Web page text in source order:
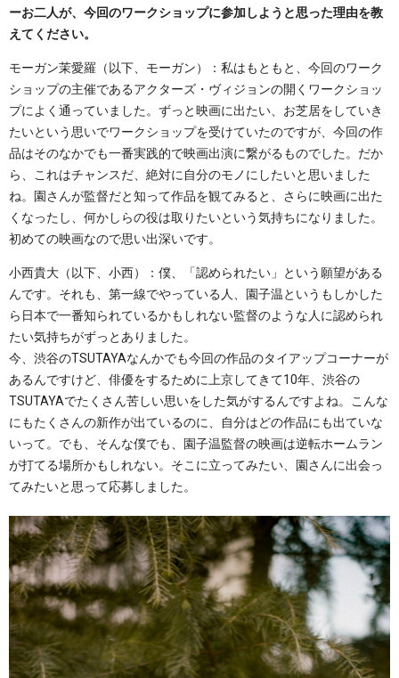
ーお二人が、今回のワークショップに参加しようと思った理由を教
えてください。
モーガン茉愛羅（以下、モーガン）：私はもともと、今回のワーク
ショップの主催であるアクターズ・ヴィジョンの開くワークショッ
プによく通っていました。ずっと映画に出たい、お芝居をしていき
たいという思いでワークショップを受けていたのですが、今回の作
品はそのなかでも一番実践的で映画出演に繋がるものでした。だか
ら、これはチャンスだ、絶対に自分のモノにしたいと思いました
ね。園さんが監督だと知って作品を観てみると、さらに映画に出た
くなったし、何かしらの役は取りたいという気持ちになりました。
初めての映画なので思い出深いです。
小西貴大（以下、小西）：僕、「認められたい」という願望がある
んです。それも、第一線でやっている人、園子温というもしかした
ら日本で一番知られているかもしれない監督のような人に認められ
たい気持ちがずっとありました。
今、渋谷のTSUTAYAなんかでも今回の作品のタイアップコーナーが
あるんですけど、俳優をするために上京してきて10年、渋谷の
TSUTAYAでたくさん苦しい思いをした気がするんですよね。こんな
にもたくさんの新作が出ているのに、自分はどの作品にも出ていな
いって。でも、そんな僕でも、園子温監督の映画は逆転ホームラン
が打てる場所かもしれない。そこに立ってみたい、園さんに出会っ
てみたいと思って応募しました。